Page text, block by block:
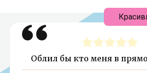
Облил бы кто меня в